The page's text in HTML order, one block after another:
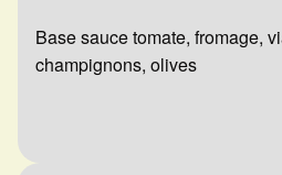
Base sauce tomate, fromage,
champignons, olives